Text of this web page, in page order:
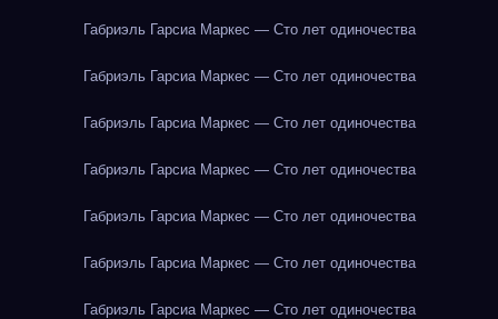
Габриэль Гарсиа Маркес — Сто лет одиночества
Габриэль Гарсиа Маркес — Сто лет одиночества
Габриэль Гарсиа Маркес — Сто лет одиночества
Габриэль Гарсиа Маркес — Сто лет одиночества
Габриэль Гарсиа Маркес — Сто лет одиночества
Габриэль Гарсиа Маркес — Сто лет одиночества
Габриэль Гарсиа Маркес — Сто лет одиночества